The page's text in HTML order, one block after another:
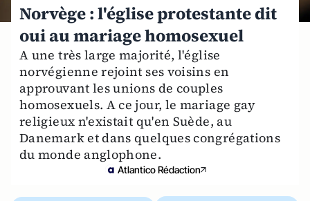
Norvège : l'église protestante dit
oui au mariage homosexuel
A une très large majorité, l'église
norvégienne rejoint ses voisins en
approuvant les unions de couples
homosexuels. A ce jour, le mariage gay
religieux n'existait qu'en Suède, au
Danemark et dans quelques congrégations
du monde anglophone.
Atlantico Rédaction